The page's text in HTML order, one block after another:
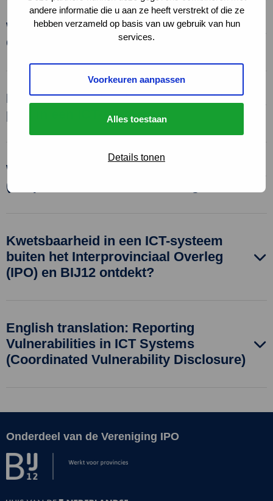
andere informatie die u aan ze heeft verstrekt of die ze
hebben verzameld op basis van uw gebruik van hun
services.
Voorkeuren aanpassen
Alles toestaan
Details tonen
Waar moet u aan denken bij
Coordinated Vulnerability Disclosure?
Maak geen misbruik van een zwakke
plek in een ICT-systeem
Wat doen het Interprovinciaal Overleg
(IPO) en BIJ12 met uw melding?
Kwetsbaarheid in een ICT-systeem
buiten het Interprovinciaal Overleg
(IPO) en BIJ12 ontdekt?
English translation: Reporting
Vulnerabilities in ICT Systems
(Coordinated Vulnerability Disclosure)
Site
footer
Onderdeel van de Vereniging IPO